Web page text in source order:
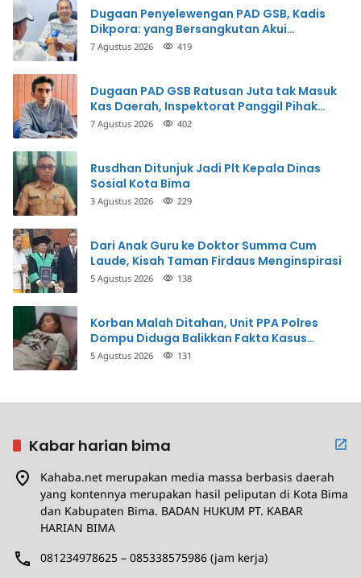
Dugaan Penyelewengan PAD GSB, Kadis
Dikpora: yang Bersangkutan Akui
Perbuatannya dan Siap Mengembalikan
7 Agustus 2026 419
Dugaan PAD GSB Ratusan Juta tak Masuk
Kas Daerah, Inspektorat Panggil Pihak
Terkait
7 Agustus 2026 402
Rusdhan Ditunjuk Jadi Plt Kepala Dinas
Sosial Kota Bima
3 Agustus 2026 229
Dari Anak Guru ke Doktor Summa Cum
Laude, Kisah Taman Firdaus Menginspirasi
5 Agustus 2026 138
Korban Malah Ditahan, Unit PPA Polres
Dompu Diduga Balikkan Fakta Kasus
Penganiayaan
5 Agustus 2026 131
Kabar harian bima
Kahaba.net merupakan media massa berbasis daerah
yang kontennya merupakan hasil peliputan di Kota Bima
dan Kabupaten Bima. BADAN HUKUM PT. KABAR
HARIAN BIMA
081234978625 – 085338575986 (jam kerja)